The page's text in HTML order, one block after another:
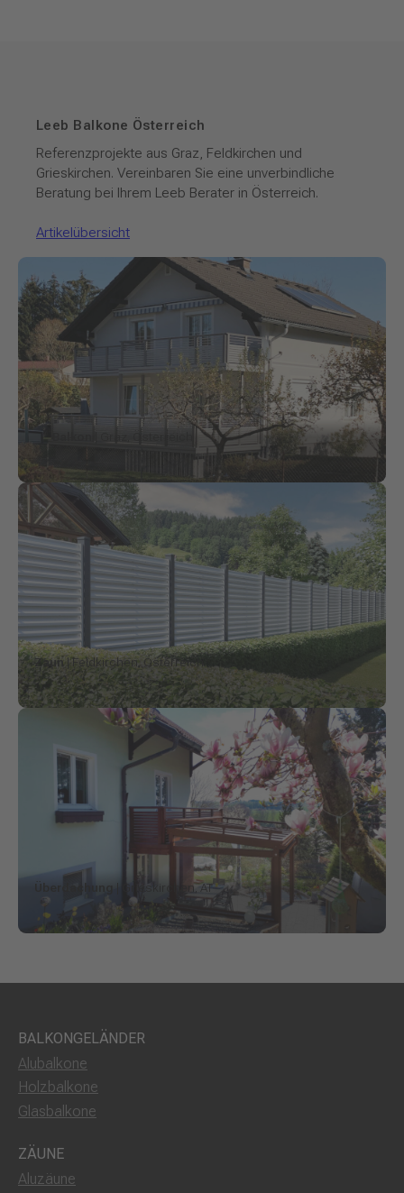
Leeb Balkone Österreich
Referenzprojekte aus Graz, Feldkirchen und
Grieskirchen. Vereinbaren Sie eine unverbindliche
Beratung bei Ihrem Leeb Berater in Österreich.
Artikelübersicht
Zaun| Feldkirchen, Österreich
Überdachung | Grieskirchen, AT
BALKONGELÄNDER
Alubalkone
Holzbalkone
Glasbalkone
ZÄUNE
Aluzäune